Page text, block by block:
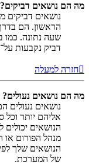
מה הם נושאים דביקים?
נושאים דביקים
הראשון. הם
שעה נתונה. כמו
דביק נקבעות
חזרה למעלה
מה הם נושאים נעולים?
נושאים נעולים
אליהם יותר וכל
הנושאים יכולים
מנהל הפורום
הנושאים שלך
של המערכת.